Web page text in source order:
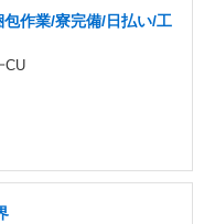
作業/寮完備/日払い/工
CU